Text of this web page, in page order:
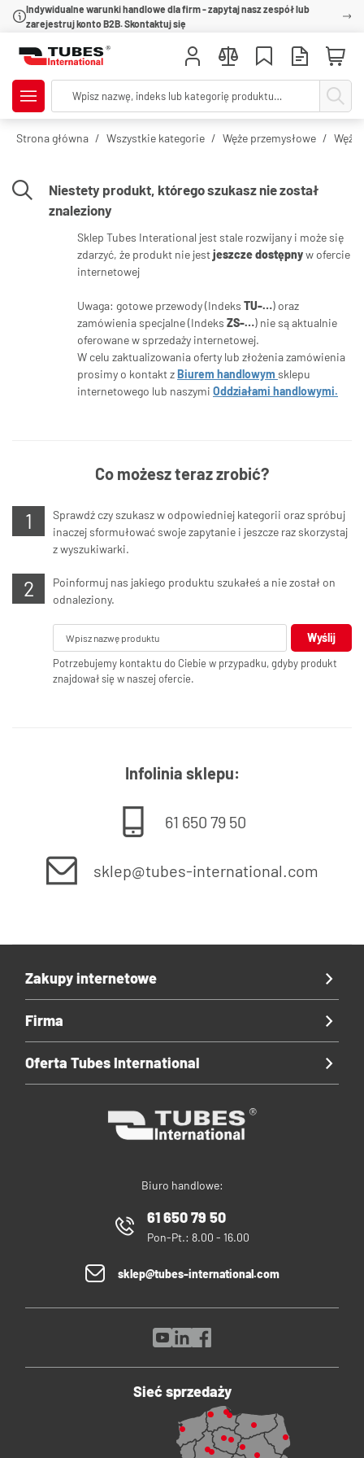
Indywidualne warunki handlowe dla firm - zapytaj nasz zespół lub
zarejestruj konto B2B. Skontaktuj się
Strona główna Wszystkie kategorie Węże przemysłowe
Niestety produkt, którego szukasz nie został
znaleziony
Sklep Tubes Interational jest stale rozwijany i może się
zdarzyć, że produkt nie jestjeszcze dostępnyw ofercie
internetowej
Uwaga: gotowe przewody (Indeks TU-…) oraz
zamówienia specjalne (Indeks ZS-…) nie są aktualnie
oferowane w sprzedaży internetowej.
W celu zaktualizowania oferty lub złożenia zamówienia
prosimy o kontakt zBiurem handlowym sklepu
internetowego lub naszymi Oddziałami handlowymi.
Co możesz teraz zrobić?
Sprawdź czy szukasz w odpowiedniej kategorii oraz spróbuj
inaczej sformułować swoje zapytanie i jeszcze raz skorzystaj
z wyszukiwarki.
Poinformuj nas jakiego produktu szukałeś a nie został on
odnaleziony.
Wyślij
Potrzebujemy kontaktu do Ciebie w przypadku, gdyby produkt
znajdował się w naszej ofercie.
Infolinia sklepu:
61 650 79 50
sklep@tubes-international.com
Biuro handlowe:
61 650 79 50
Pon-Pt.: 8.00 - 16.00
sklep@tubes-international.com
Zakupy internetowe
Firma
Oferta Tubes International
Sieć sprzedaży